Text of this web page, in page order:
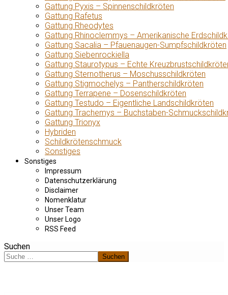
Gattung Pyxis – Spinnenschildkröten
Gattung Rafetus
Gattung Rheodytes
Gattung Rhinoclemmys – Amerikanische
Gattung Sacalia – Pfauenaugen-Sumpfschildkröten
Gattung Siebenrockiella
Gattung Staurotypus – Echte
Gattung Sternotherus – Moschusschildkröten
Gattung Stigmochelys – Pantherschildkröten
Gattung Terrapene – Dosenschildkröten
Gattung Testudo – Eigentliche Landschildkröten
Gattung Trachemys – Buchstaben-
Gattung Trionyx
Hybriden
Schildkrötenschmuck
Sonstiges
Sonstiges
Impressum
Datenschutzerklärung
Disclaimer
Nomenklatur
Unser Team
Unser Logo
RSS Feed
Suchen
Suchen